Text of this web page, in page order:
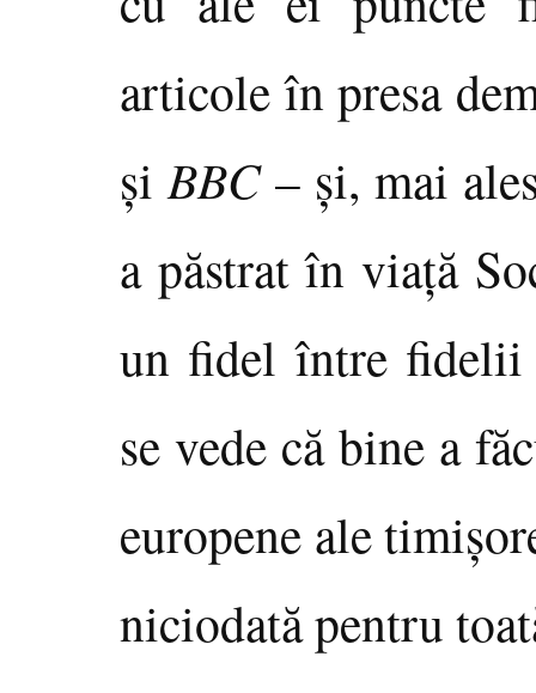
articole în presa
şiBBC– şi, mai
a păstrat în viaţă
un fidel între
se vede că bine a
europene ale
niciodată pentru